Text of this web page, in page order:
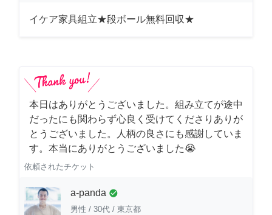
イケア家具組立★段ボール無料回収★
本日はありがとうございました。組み立てが途中
だったにも関わらず心良く受けてくださりありが
とうございました。人柄の良さにも感謝していま
す。本当にありがとうございました😭
依頼されたチケット
a-panda check_circle
男性 / 30代 / 東京都